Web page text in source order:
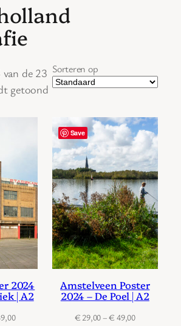
de 23
getoond
Sorteren op
2024
| A2
Prijsklasse:
Save
Amstelveen Poster
2024 – De Poel | A2
€ 29,00–€ 49,00Prijsklasse: